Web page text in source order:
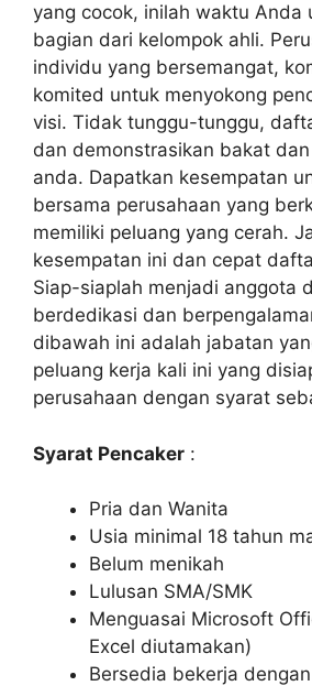
yang cocok, inilah waktu Anda
bagian dari kelompok ahli.
individu yang bersemangat,
komited untuk menyokong
visi. Tidak tunggu-tunggu,
dan demonstrasikan bakat
anda. Dapatkan kesempatan
bersama perusahaan yang
memiliki peluang yang cerah.
kesempatan ini dan cepat
Siap-siaplah menjadi anggota
berdedikasi dan
dibawah ini adalah jabatan
peluang kerja kali ini yang
perusahaan dengan syarat
Syarat Pencaker :
Pria dan Wanita
Usia minimal 18 tahun
Belum menikah
Lulusan SMA/SMK
Menguasai Microsoft
Excel diutamakan)
Bersedia bekerja